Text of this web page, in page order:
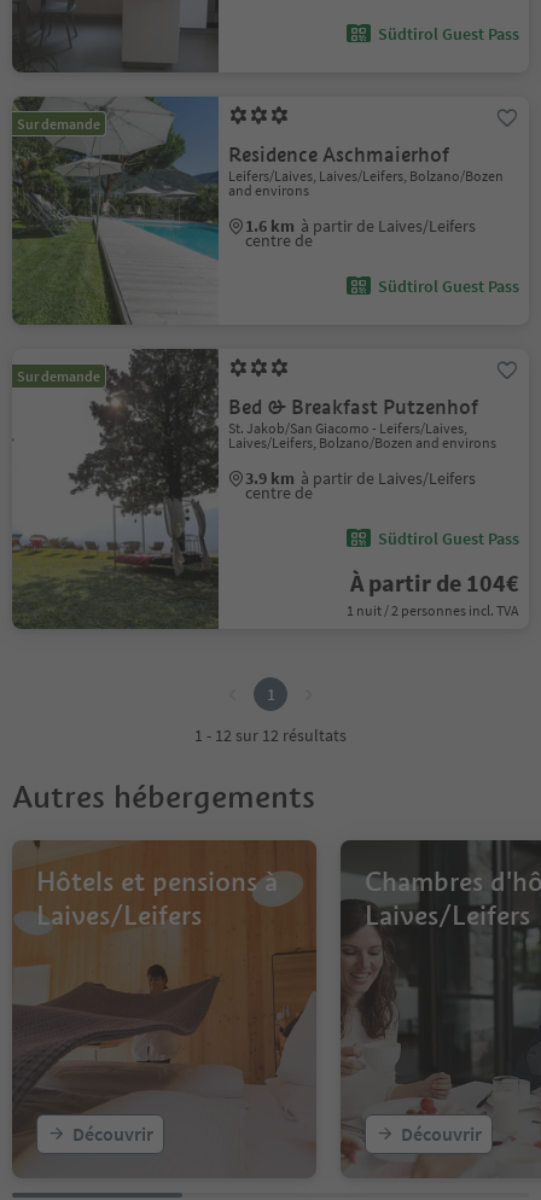
Südtirol Guest Pass
Sur demande
Residence Aschmaierhof
Leifers/Laives, Laives/Leifers, Bolzano/Bozen
and environs
1.6 km à partir de Laives/Leifers
centre de
Südtirol Guest Pass
Sur demande
Bed & Breakfast Putzenhof
St. Jakob/San Giacomo - Leifers/Laives,
Laives/Leifers, Bolzano/Bozen and environs
3.9 km à partir de Laives/Leifers
centre de
Südtirol Guest Pass
À partir de 104€
1 nuit / 2 personnes incl. TVA
1
1 - 12 sur 12 résultats
Autres hébergements
Hôtels et pensions à
Laives/Leifers
Découvrir
Chambres
Laives/Leifers
Découvrir